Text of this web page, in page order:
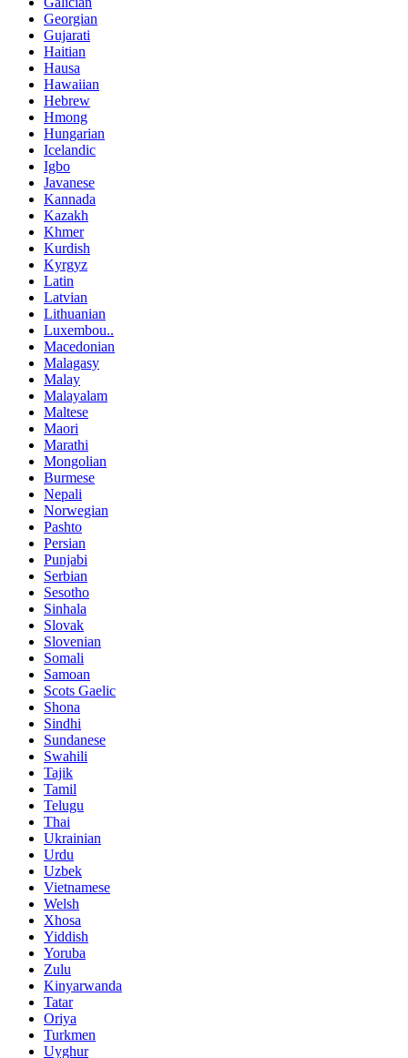
Georgian
Gujarati
Haitian
Hausa
Hawaiian
Hebrew
Hmong
Hungarian
Icelandic
Igbo
Javanese
Kannada
Kazakh
Khmer
Kurdish
Kyrgyz
Latin
Latvian
Lithuanian
Luxembou..
Macedonian
Malagasy
Malay
Malayalam
Maltese
Maori
Marathi
Mongolian
Burmese
Nepali
Norwegian
Pashto
Persian
Punjabi
Serbian
Sesotho
Sinhala
Slovak
Slovenian
Somali
Samoan
Scots Gaelic
Shona
Sindhi
Sundanese
Swahili
Tajik
Tamil
Telugu
Thai
Ukrainian
Urdu
Uzbek
Vietnamese
Welsh
Xhosa
Yiddish
Yoruba
Zulu
Kinyarwanda
Tatar
Oriya
Turkmen
Uyghur